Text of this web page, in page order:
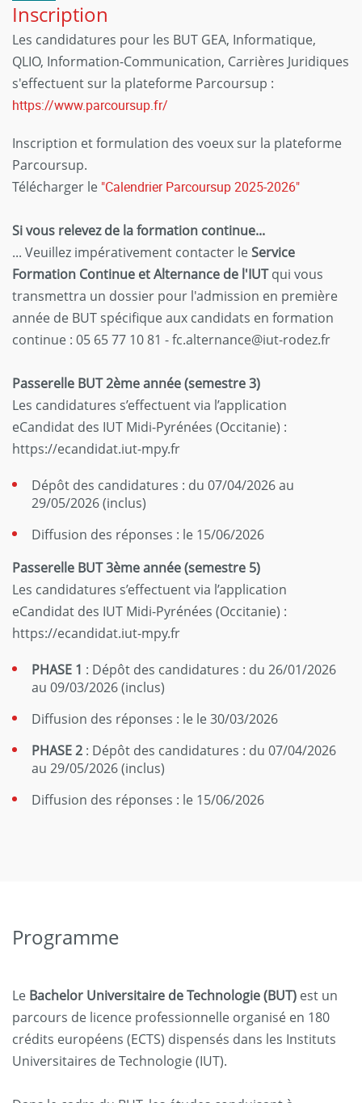
Inscription
Les candidatures pour les BUT GEA, Informatique,
QLIO, Information-Communication, Carrières Juridiques
s'effectuent sur la plateforme Parcoursup :
https://www.parcoursup.fr/
Inscription et formulation des voeux sur la plateforme
Parcoursup.
Télécharger le "Calendrier Parcoursup 2025-2026"
Si vous relevez de la formation continue...
... Veuillez impérativement contacter leService
Formation Continue et Alternance de l'IUTqui vous
transmettra un dossier pour l'admission en première
année de BUT spécifique aux candidats en formation
continue : 05 65 77 10 81 - fc.alternance@iut-rodez.fr
Passerelle BUT 2ème année (semestre 3)
Les candidatures s’effectuent via l’application
eCandidat des IUT Midi-Pyrénées (Occitanie) :
https://ecandidat.iut-mpy.fr
Dépôt des candidatures : du 07/04/2026 au
29/05/2026 (inclus)
Diffusion des réponses : le 15/06/2026
Passerelle BUT 3ème année (semestre 5)
Les candidatures s’effectuent via l’application
eCandidat des IUT Midi-Pyrénées (Occitanie) :
https://ecandidat.iut-mpy.fr
PHASE 1 : Dépôt des candidatures : du 26/01/2026
au 09/03/2026 (inclus)
Diffusion des réponses : le le 30/03/2026
PHASE 2 : Dépôt des candidatures : du 07/04/2026
au 29/05/2026 (inclus)
Diffusion des réponses : le 15/06/2026
Programme
Le Bachelor Universitaire de Technologie (BUT) est un
parcours de licence professionnelle organisé en 180
crédits européens (ECTS) dispensés dans les Instituts
Universitaires de Technologie (IUT).